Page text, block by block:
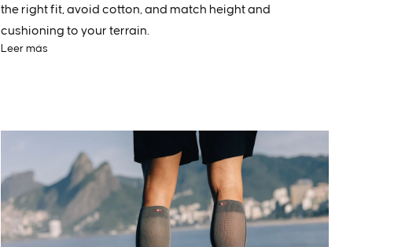
the right fit, avoid cotton, and match height and
cushioning to your terrain.
Leer más